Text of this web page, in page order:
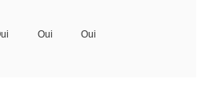
Oui Oui